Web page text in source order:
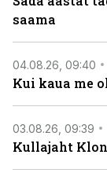
saama
04.08.26, 09:40
Kui kaua me
03.08.26, 09:39
Kullajaht